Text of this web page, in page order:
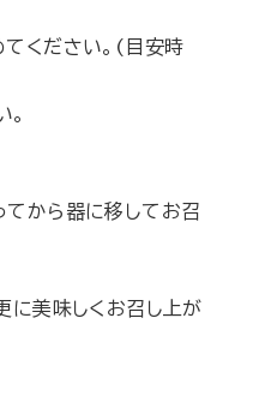
ください。(目安時
てから器に移してお召
に美味しくお召し上が